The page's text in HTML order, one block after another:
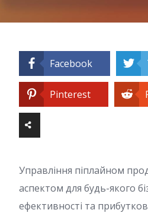
Facebook
Pinterest
Управління піплайном
аспектом для будь-якого
ефективності та